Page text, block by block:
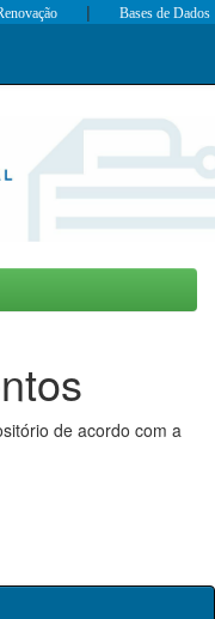
| Bases de Dados
de acordo com a